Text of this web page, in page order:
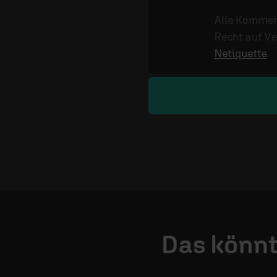
Alle
Recht auf
Netiquette.
Das